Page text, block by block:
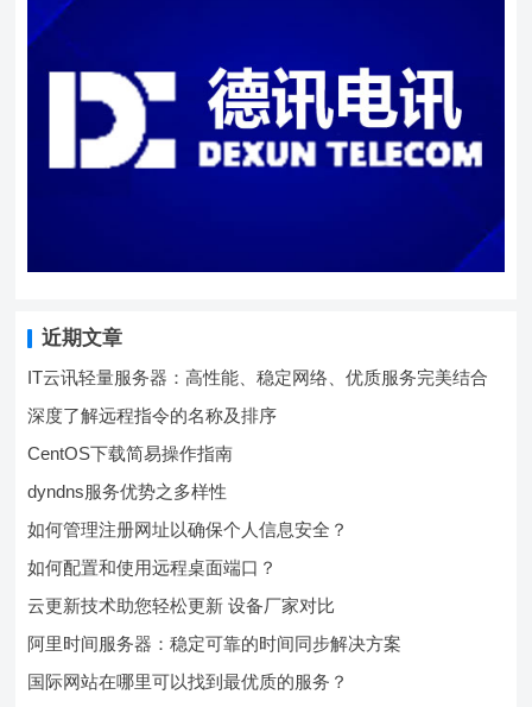
近期文章
IT云讯轻量服务器：高性能、稳定网络、优质服务完美结合
深度了解远程指令的名称及排序
CentOS下载简易操作指南
dyndns服务优势之多样性
如何管理注册网址以确保个人信息安全？
如何配置和使用远程桌面端口？
云更新技术助您轻松更新 设备厂家对比
阿里时间服务器：稳定可靠的时间同步解决方案
国际网站在哪里可以找到最优质的服务？